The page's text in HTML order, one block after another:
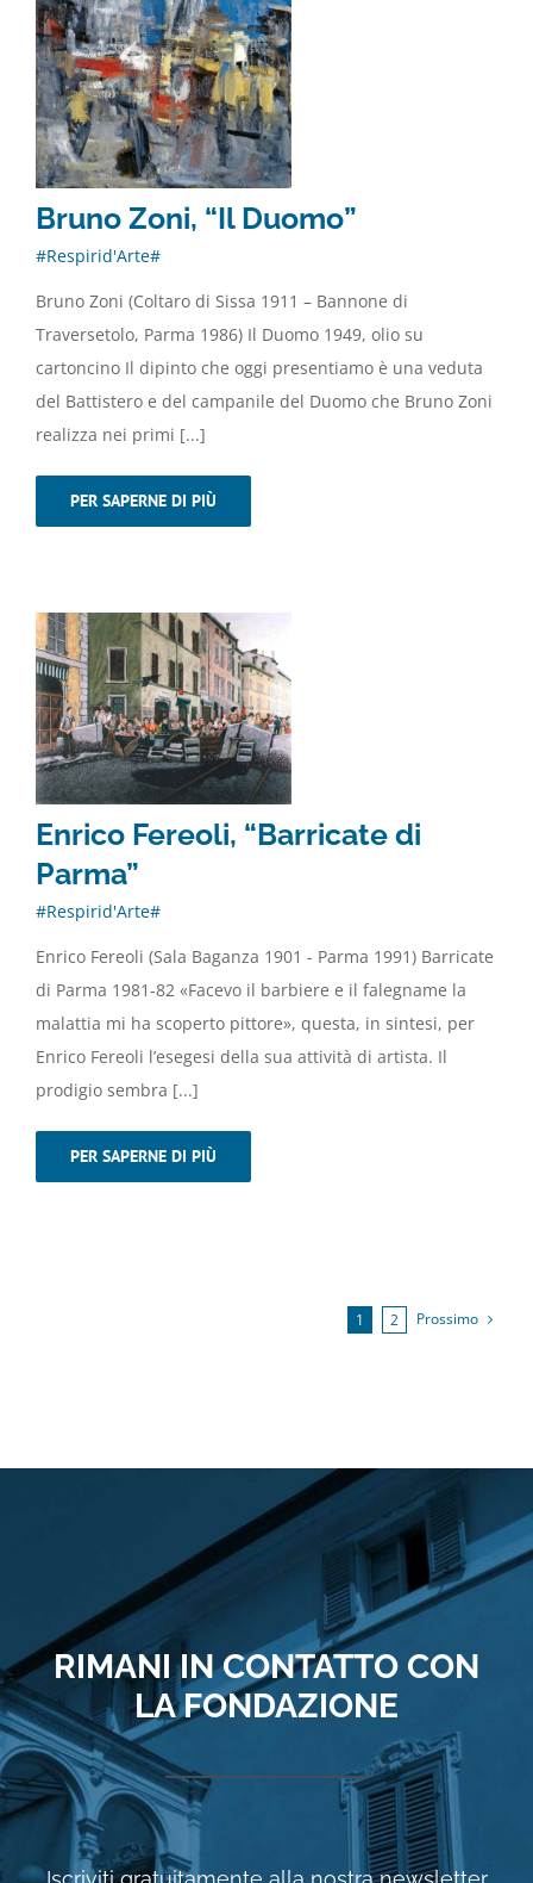
Bruno Zoni, “Il Duomo”
#Respirid'Arte#
Bruno Zoni (Coltaro di Sissa 1911 – Bannone di
Traversetolo, Parma 1986) Il Duomo 1949, olio su
cartoncino Il dipinto che oggi presentiamo è una veduta
del Battistero e del campanile del Duomo che Bruno Zoni
realizza nei primi [...]
PER SAPERNE DI PIÙ
Enrico Fereoli, “Barricate di
Parma”
#Respirid'Arte#
Enrico Fereoli (Sala Baganza 1901 - Parma 1991) Barricate
di Parma 1981-82 «Facevo il barbiere e il falegname la
malattia mi ha scoperto pittore», questa, in sintesi, per
Enrico Fereoli l’esegesi della sua attività di artista. Il
prodigio sembra [...]
PER SAPERNE DI PIÙ
1 2 Prossimo
RIMANI IN CONTATTO CON
LA FONDAZIONE